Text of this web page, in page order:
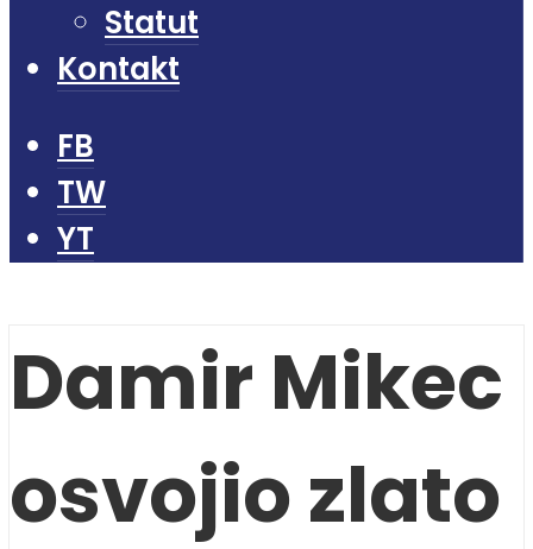
Statut
Kontakt
FB
TW
YT
Damir Mikec
osvojio zlato